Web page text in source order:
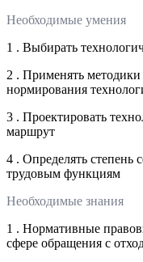
Необходимые умения
1 . Выбирать
2 . Применять
нормирования
3 . Проектировать
маршрут
4 . Определять степень
трудовым функциям
Необходимые знания
1 . Нормативные
сфере обращения с